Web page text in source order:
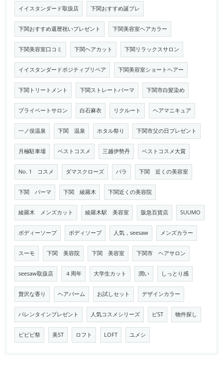
イイスタンダード取扱店 下関おすすめ誕プレ
下関おすすめ還暦祝いプレゼント 下関美容室ヘアカラー
下関美容室口コミ 下関ヘアカット 下関リラックスサロン
イイスタンダードポジティブリペア 下関美容室ショートヘアー
下関トリートメント 下関ストレートパーマ 下関市白髪染め
プライベートサロン 白石麻衣 リクルート ヘアマニキュア
一ノ俣温泉 下関 温泉 ホタル祭り 下関市父の日プレゼント
月極駐車場 ベストコスメ 三越伊勢丹 ベストコスメ大賞
No. 1 コスメ ダマスクローズ バラ 下関 近くの美容室
下関 パーマ 下関 綾羅木 下関近くの美容院
綾羅木 メンズカット 綾羅木駅 美容室 阪急百貨店 SUUMO
ボディーソープ ボディソープ 人気，seesaw メンズカラー
スーモ 下関 美容院 下関 美容室 下関市 ヘアサロン
seesaw取扱店 ４周年 大学生カット 潤い しっとり感
贅沢な香り ヘアバーム お試しセット デザインカラー
バレンタインプレゼント 人気コスメシリーズ ビST 物件探し
ビビビ祭 美ST ロフト LOFT ユメシ